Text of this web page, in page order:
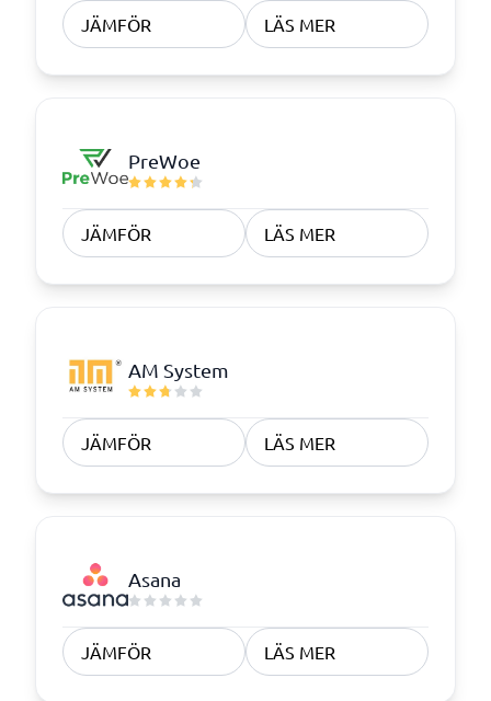
JÄMFÖR LÄS MER
PreWoe
JÄMFÖR LÄS MER
AM System
JÄMFÖR LÄS MER
Asana
JÄMFÖR LÄS MER